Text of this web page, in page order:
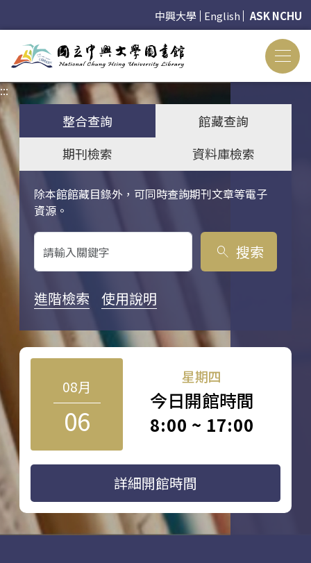
中興大學 English ASK NCHU
:::
整合查詢
館藏查詢
期刊檢索
資料庫檢索
除本館館藏目錄外，可同時查詢期刊文章等電子
資源。
關鍵字搜尋
search 搜索
進階檢索 使用說明
08月
06
星期四
今日開館時間
8:00 ~ 17:00
詳細開館時間